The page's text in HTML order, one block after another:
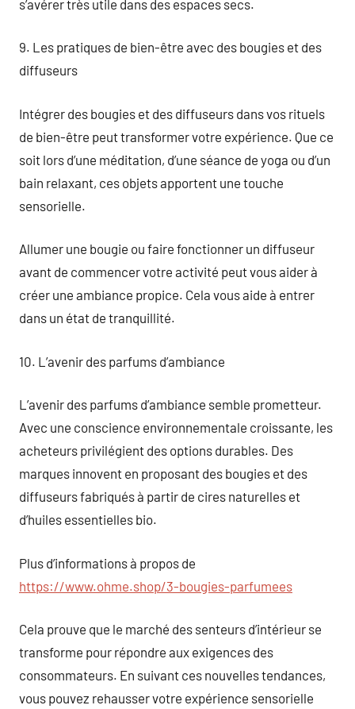
s’avérer très utile dans des espaces secs.
9. Les pratiques de bien-être avec des bougies et des
diffuseurs
Intégrer des bougies et des diffuseurs dans vos rituels
de bien-être peut transformer votre expérience. Que ce
soit lors d’une méditation, d’une séance de yoga ou d’un
bain relaxant, ces objets apportent une touche
sensorielle.
Allumer une bougie ou faire fonctionner un diffuseur
avant de commencer votre activité peut vous aider à
créer une ambiance propice. Cela vous aide à entrer
dans un état de tranquillité.
10. L’avenir des parfums d’ambiance
L’avenir des parfums d’ambiance semble prometteur.
Avec une conscience environnementale croissante, les
acheteurs privilégient des options durables. Des
marques innovent en proposant des bougies et des
diffuseurs fabriqués à partir de cires naturelles et
d’huiles essentielles bio.
Plus d’informations à propos de
https://www.ohme.shop/3-bougies-parfumees
Cela prouve que le marché des senteurs d’intérieur se
transforme pour répondre aux exigences des
consommateurs. En suivant ces nouvelles tendances,
vous pouvez rehausser votre expérience sensorielle